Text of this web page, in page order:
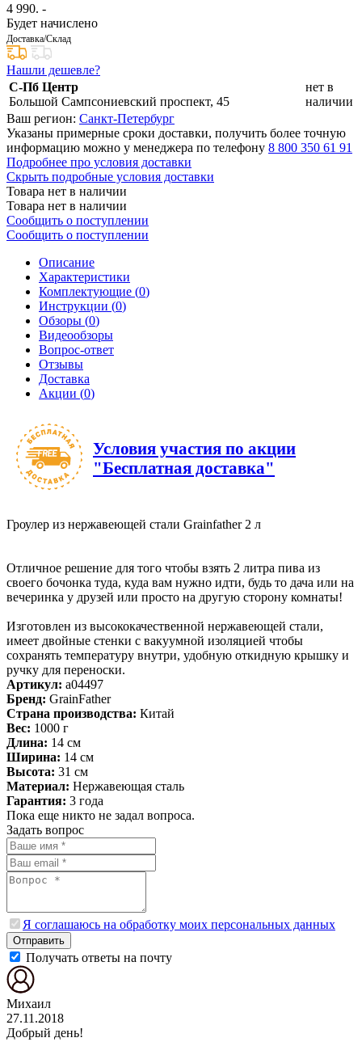
4 990. -
Будет начислено
Доставка/Склад
Нашли дешевле?
С-Пб Центр
Большой Сампсониевский проспект, 45
нет в
наличии
Ваш регион: Санкт-Петербург
Указаны примерные сроки доставки, получить более точную
информацию можно у менеджера по телефону 8 800 350 61 91
Подробнее про условия доставки
Скрыть подробные условия доставки
Товара нет в наличии
Товара нет в наличии
Сообщить о поступлении
Сообщить о поступлении
Описание
Характеристики
Комплектующие (0)
Инструкции (0)
Обзоры (0)
Видеообзоры
Вопрос-ответ
Отзывы
Доставка
Акции (0)
Условия участия по акции
"Бесплатная доставка"
Гроулер из нержавеющей стали Grainfather 2 л
Отличное решение для того чтобы взять 2 литра пива из
своего бочонка туда, куда вам нужно идти, будь то дача или на
вечеринка у друзей или просто на другую сторону комнаты!
Изготовлен из высококачественной нержавеющей стали,
имеет двойные стенки с вакуумной изоляцией чтобы
сохранять температуру внутри, удобную откидную крышку и
ручку для переноски.
Артикул: a04497
Бренд: GrainFather
Страна производства: Китай
Вес: 1000 г
Длина: 14 см
Ширина: 14 см
Высота: 31 см
Материал: Нержавеющая сталь
Гарантия: 3 года
Пока еще никто не задал вопроса.
Задать вопрос
Я соглашаюсь на обработку моих персональных данных
Отправить
Получать ответы на почту
Михаил
27.11.2018
Добрый день!